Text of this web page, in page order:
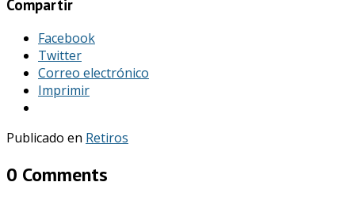
Compartir
Facebook
Twitter
Correo electrónico
Imprimir
Publicado en Retiros
0 Comments